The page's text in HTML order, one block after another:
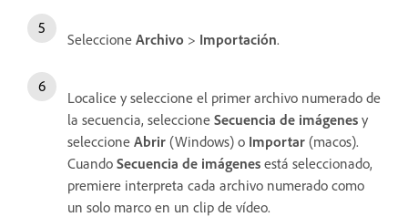
Seleccione Archivo > Importación.
Localice y seleccione el primer archivo numerado de
la secuencia, seleccione Secuencia de imágenes y
seleccione Abrir (Windows) o Importar (macos).
Cuando Secuencia de imágenes está seleccionado,
premiere interpreta cada archivo numerado como
un solo marco en un clip de vídeo.